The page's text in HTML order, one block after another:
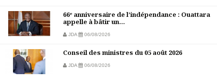
66ᵉ anniversaire de l’indépendance : Ouattara
appelle à bâtir un...
JDA 06/08/2026
Conseil des ministres du 05 août 2026
JDA 06/08/2026